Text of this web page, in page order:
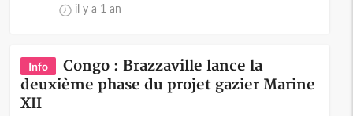
il y a 1 an
Info
Congo : Brazzaville lance la
deuxième phase du projet gazier Marine
XII